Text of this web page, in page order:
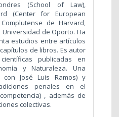
(School of Law),
(Center for European
de Harvard,
de Oporto. Ha
estudios entre artículos
de libros. Es autor
publicadas en
y Naturaleza. Una
José Luis Ramos) y
penales en el
, además de
colectivas.